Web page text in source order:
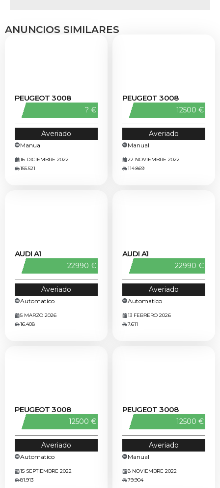
ANUNCIOS SIMILARES
PEUGEOT 3008
? €
Averiado
Manual
16 DICIEMBRE 2022
155.521
PEUGEOT 3008
12500 €
Averiado
Manual
22 NOVIEMBRE 2022
114.869
AUDI A1
22990 €
Averiado
Automatico
5 MARZO 2026
16.408
AUDI A1
22990 €
Averiado
Automatico
13 FEBRERO 2026
7.611
PEUGEOT 3008
12500 €
Averiado
Automatico
15 SEPTIEMBRE 2022
81.913
PEUGEOT 3008
12500 €
Averiado
Manual
8 NOVIEMBRE 2022
79.904